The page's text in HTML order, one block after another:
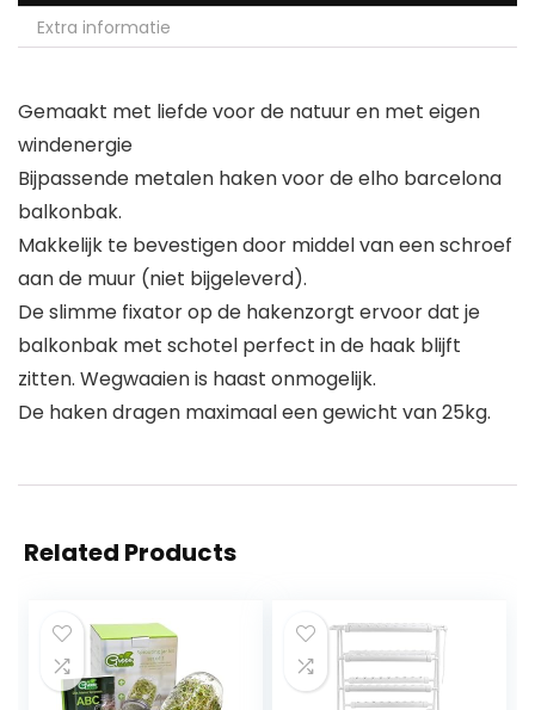
Extra informatie
Gemaakt met liefde voor de natuur en met eigen
windenergie
Bijpassende metalen haken voor de elho barcelona
balkonbak.
Makkelijk te bevestigen door middel van een schroef
aan de muur (niet bijgeleverd).
De slimme fixator op de hakenzorgt ervoor dat je
balkonbak met schotel perfect in de haak blijft
zitten. Wegwaaien is haast onmogelijk.
De haken dragen maximaal een gewicht van 25kg.
Related Products